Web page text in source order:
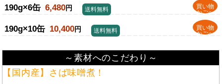
190g×6缶 6,480円
買い物
かごへ
送料無料
190g×10缶 10,400円
買い物
かごへ
送料無料
～素材へのこだわり～
【国内産】さば味噌煮！